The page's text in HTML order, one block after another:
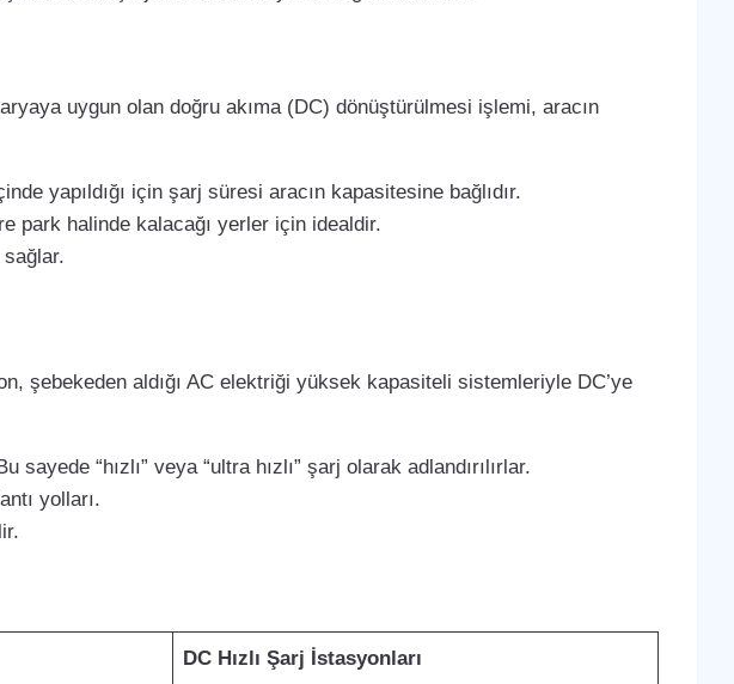
uygun olan doğru akıma (DC) dönüştürülmesi işlemi, aracın
yapıldığı için şarj süresi aracın kapasitesine bağlıdır.
park halinde kalacağı yerler için idealdir.
şebekeden aldığı AC elektriği yüksek kapasiteli sistemleriyle DC’ye
sayede “hızlı” veya “ultra hızlı” şarj olarak adlandırılırlar.
yolları.
DC Hızlı Şarj İstasyonları